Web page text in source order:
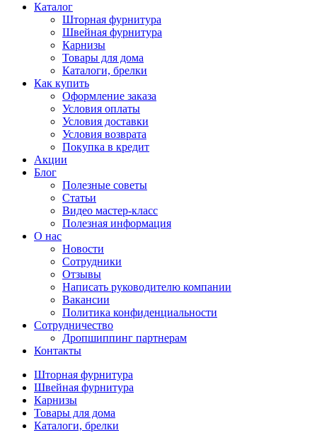
Каталог
Шторная фурнитура
Швейная фурнитура
Карнизы
Товары для дома
Каталоги, брелки
Как купить
Оформление заказа
Условия оплаты
Условия доставки
Условия возврата
Покупка в кредит
Акции
Блог
Полезные советы
Статьи
Видео мастер-класс
Полезная информация
О нас
Новости
Сотрудники
Отзывы
Написать руководителю компании
Вакансии
Политика конфиденциальности
Сотрудничество
Дропшиппинг партнерам
Контакты
Шторная фурнитура
Швейная фурнитура
Карнизы
Товары для дома
Каталоги, брелки